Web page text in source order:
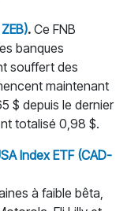
. Ce FNB
banques
souffert des
maintenant
$ depuis le dernier
totalisé 0,98 $.
Index ETF (CAD-
à faible bêta,